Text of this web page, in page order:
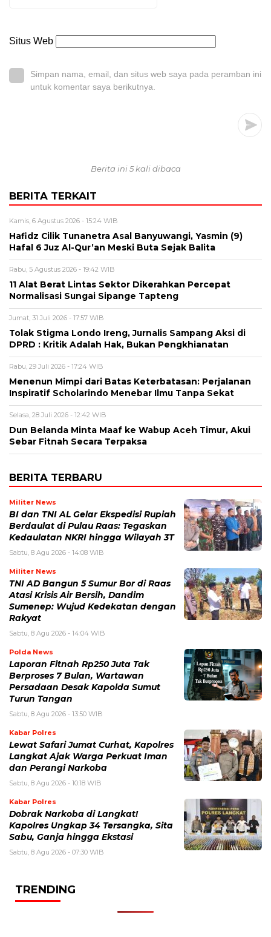
Situs Web
Simpan nama, email, dan situs web saya pada peramban ini
untuk komentar saya berikutnya.
Berita ini 5 kali dibaca
BERITA TERKAIT
Kamis, 6 Agustus 2026 - 15:24 WIB
Hafidz Cilik Tunanetra Asal Banyuwangi, Yasmin (9)
Hafal 6 Juz Al-Qur’an Meski Buta Sejak Balita
Rabu, 5 Agustus 2026 - 19:42 WIB
11 Alat Berat Lintas Sektor Dikerahkan Percepat
Normalisasi Sungai Sipange Tapteng
Jumat, 31 Juli 2026 - 17:57 WIB
Tolak Stigma Londo Ireng, Jurnalis Sampang Aksi di
DPRD : Kritik Adalah Hak, Bukan Pengkhianatan
Rabu, 29 Juli 2026 - 17:24 WIB
Menenun Mimpi dari Batas Keterbatasan: Perjalanan
Inspiratif Scholarindo Menebar Ilmu Tanpa Sekat
Selasa, 28 Juli 2026 - 12:42 WIB
Dun Belanda Minta Maaf ke Wabup Aceh Timur, Akui
Sebar Fitnah Secara Terpaksa
BERITA TERBARU
Militer News
BI dan TNI AL Gelar Ekspedisi Rupiah
Berdaulat di Pulau Raas: Tegaskan
Kedaulatan NKRI hingga Wilayah 3T
Sabtu, 8 Agu 2026 - 14:08 WIB
Militer News
TNI AD Bangun 5 Sumur Bor di Raas
Atasi Krisis Air Bersih, Dandim
Sumenep: Wujud Kedekatan dengan
Rakyat
Sabtu, 8 Agu 2026 - 14:04 WIB
Polda News
Laporan Fitnah Rp250 Juta Tak
Berproses 7 Bulan, Wartawan
Persadaan Desak Kapolda Sumut
Turun Tangan
Sabtu, 8 Agu 2026 - 13:50 WIB
Kabar Polres
Lewat Safari Jumat Curhat, Kapolres
Langkat Ajak Warga Perkuat Iman
dan Perangi Narkoba
Sabtu, 8 Agu 2026 - 10:18 WIB
Kabar Polres
Dobrak Narkoba di Langkat!
Kapolres Ungkap 34 Tersangka, Sita
Sabu, Ganja hingga Ekstasi
Sabtu, 8 Agu 2026 - 07:30 WIB
TRENDING